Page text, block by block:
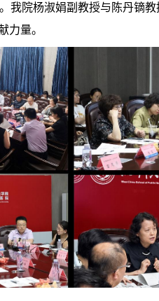
我院杨淑娟副教授与陈丹镝
力量。